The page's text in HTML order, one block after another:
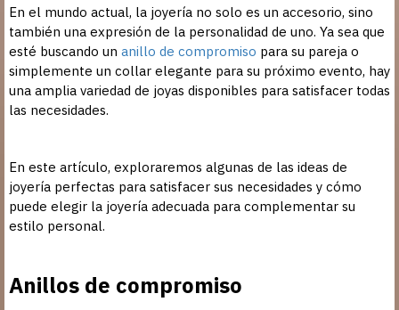
En el mundo actual, la joyería no solo es un accesorio, sino
también una expresión de la personalidad de uno. Ya sea que
esté buscando un anillo de compromiso para su pareja o
simplemente un collar elegante para su próximo evento, hay
una amplia variedad de joyas disponibles para satisfacer todas
las necesidades.
En este artículo, exploraremos algunas de las ideas de
joyería perfectas para satisfacer sus necesidades y cómo
puede elegir la joyería adecuada para complementar su
estilo personal.
Anillos de compromiso